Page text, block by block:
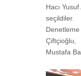
Hacı
seçildiler.
Çiftçioğlu,
Mustafa